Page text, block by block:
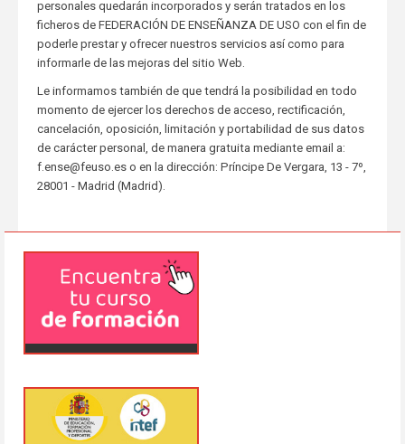
personales quedarán incorporados y serán tratados en los
ficheros de FEDERACIÓN DE ENSEÑANZA DE USO con el fin de
poderle prestar y ofrecer nuestros servicios así como para
informarle de las mejoras del sitio Web.
Le informamos también de que tendrá la posibilidad en todo
momento de ejercer los derechos de acceso, rectificación,
cancelación, oposición, limitación y portabilidad de sus datos
de carácter personal, de manera gratuita mediante email a:
f.ense@feuso.es o en la dirección: Príncipe De Vergara, 13 - 7º,
28001 - Madrid (Madrid).